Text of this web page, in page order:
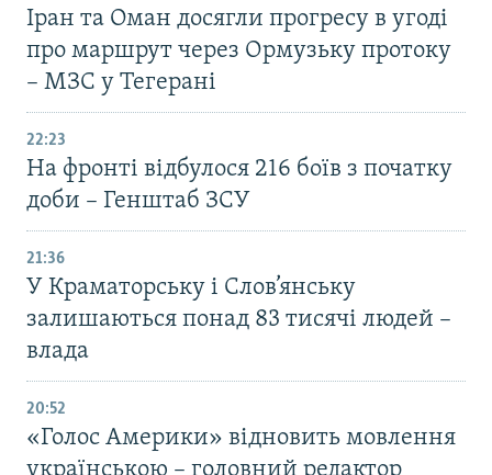
Іран та Оман досягли прогресу в угоді
про маршрут через Ормузьку протоку
– МЗС у Тегерані
22:23
На фронті відбулося 216 боїв з початку
доби – Генштаб ЗСУ
21:36
У Краматорську і Слов’янську
залишаються понад 83 тисячі людей –
влада
20:52
«Голос Америки» відновить мовлення
українською – головний редактор